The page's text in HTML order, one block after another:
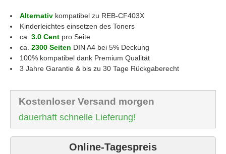
Alternativ kompatibel zu REB-CF403X
Kinderleichtes einsetzen des Toners
ca. 3.0 Cent pro Seite
ca. 2300 Seiten DIN A4 bei 5% Deckung
100% kompatibel dank Premium Qualität
3 Jahre Garantie & bis zu 30 Tage Rückgaberecht
Kostenloser Versand morgen
dauerhaft schnelle Lieferung!
Online-Tagespreis